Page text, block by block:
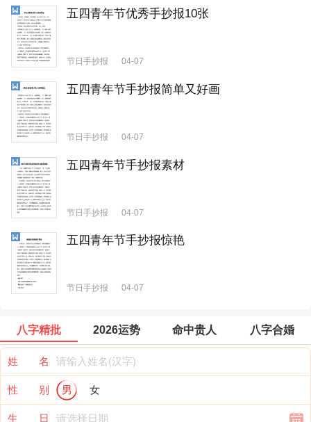
五四青年节优秀手抄报10张
节日手抄报 04-07
五四青年节手抄报简单又好画
节日手抄报 04-07
五四青年节手抄报素材
节日手抄报 04-07
五四青年节手抄报惊艳
节日手抄报 04-07
八字精批 2026运势 命中贵人 八字合婚
姓 名
性 别 男 女
生 日